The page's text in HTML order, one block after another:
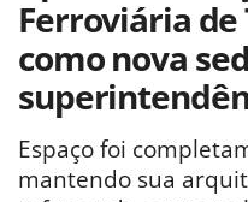
Ferroviária
como nova
Espaço foi
mantendo sua